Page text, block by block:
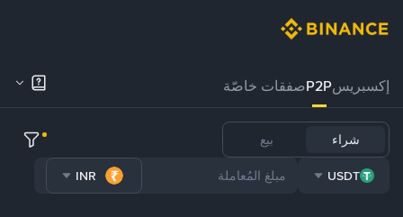
إكسبريسP2Pصفقات خاصّة
شراء بيع
USDT
INR